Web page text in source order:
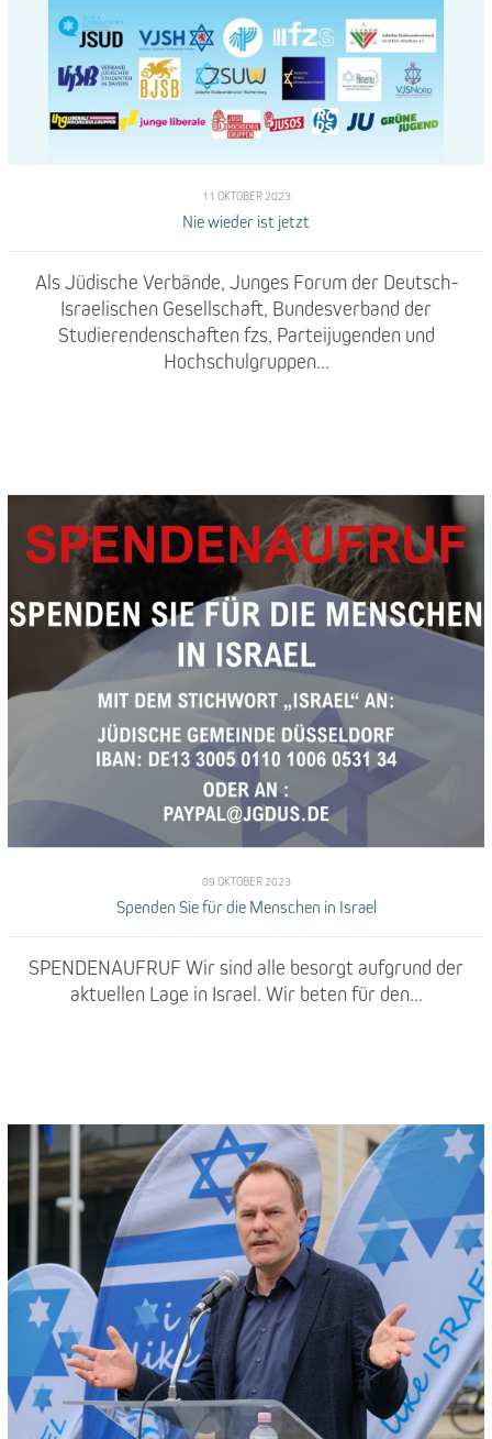
11 OKTOBER 2023
Nie wieder ist jetzt
Als Jüdische Verbände, Junges Forum der Deutsch-
Israelischen Gesellschaft, Bundesverband der
Studierendenschaften fzs, Parteijugenden und
Hochschulgruppen...
09 OKTOBER 2023
Spenden Sie für die Menschen in Israel
SPENDENAUFRUF Wir sind alle besorgt aufgrund der
aktuellen Lage in Israel. Wir beten für den...